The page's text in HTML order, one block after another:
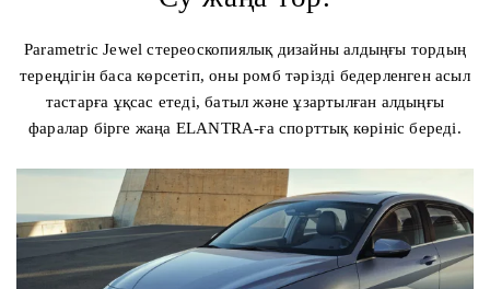
Parametric Jewel стереоскопиялық дизайны алдыңғы тордың
тереңдігін баса көрсетіп, оны ромб тәрізді бедерленген асыл
тастарға ұқсас етеді, батыл және ұзартылған алдыңғы
фаралар бірге жаңа ELANTRA-ға спорттық көрініс береді.